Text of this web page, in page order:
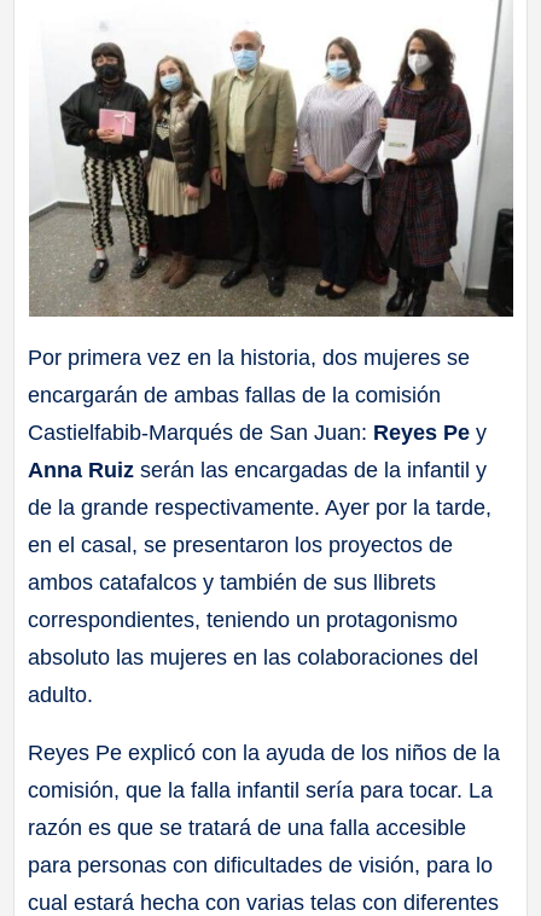
Por primera vez en la historia, dos mujeres se
encargarán de ambas fallas de la comisión
Castielfabib-Marqués de San Juan: Reyes Pe y
Anna Ruizserán las encargadas de la infantil y
de la grande respectivamente. Ayer por la tarde,
en el casal, se presentaron los proyectos de
ambos catafalcos y también de sus llibrets
correspondientes, teniendo un protagonismo
absoluto las mujeres en las colaboraciones del
adulto.
Reyes Pe explicó con la ayuda de los niños de la
comisión, que la falla infantil sería para tocar. La
razón es que se tratará de una falla accesible
para personas con dificultades de visión, para lo
cual estará hecha con varias telas con diferentes